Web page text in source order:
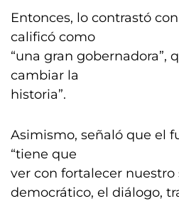
Entonces, lo contrastó
calificó como
“una gran gobernadora”,
cambiar la
historia”.
Asimismo, señaló que el
“tiene que
ver con fortalecer nuestro
democrático, el diálogo,